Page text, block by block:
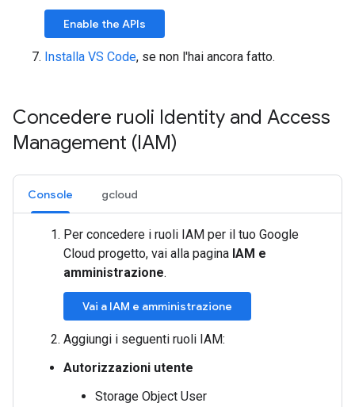
Enable the APIs
Installa VS Code, se non l'hai ancora fatto.
Concedere ruoli Identity and Access
Management (IAM)
Console gcloud
Per concedere i ruoli IAM per il tuo Google
Cloud progetto, vai alla pagina IAM e
amministrazione.
Vai a IAM e amministrazione
Aggiungi i seguenti ruoli IAM:
Autorizzazioni utente
Storage Object User